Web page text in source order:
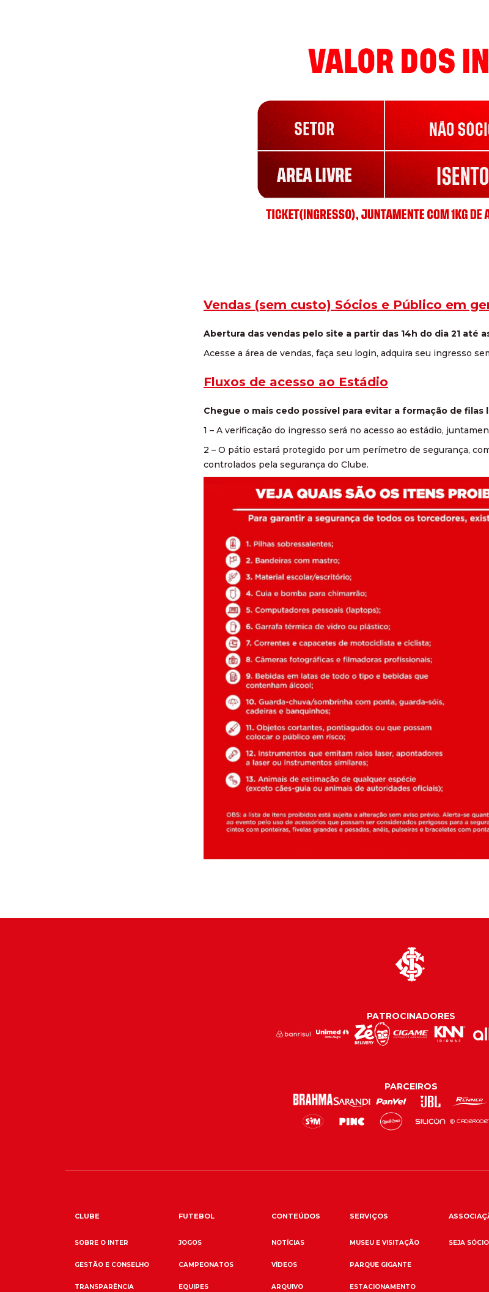
Vendas (sem custo) Sócios e Público em
Abertura das vendas pelo site a partir das 14h do dia 21 até
Acesse a área de vendas, faça seu login, adquira seu ingresso
Fluxos de acesso ao Estádio
Chegue o mais cedo possível para evitar a formação de filas
1 – A verificação do ingresso será no acesso ao estádio,
2 – O pátio estará protegido por um perímetro de segurança,
controlados pela segurança do Clube.
PATROCINADORES
PARCEIROS
CLUBE
SOBRE O INTER
GESTÃO E CONSELHO
TRANSPARÊNCIA
FUTEBOL
JOGOS
CAMPEONATOS
EQUIPES
CONTEÚDOS
NOTÍCIAS
VÍDEOS
ARQUIVO
SERVIÇOS
MUSEU E VISITAÇÃO
PARQUE GIGANTE
ESTACIONAMENTO
SEJA SÓCIO